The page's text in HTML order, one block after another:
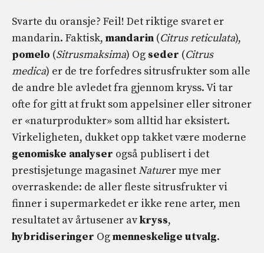
Svarte du oransje? Feil! Det riktige svaret er
mandarin. Faktisk, mandarin (Citrus reticulata),
pomelo (Sitrusmaksima) Og seder (Citrus
medica) er de tre forfedres sitrusfrukter som alle
de andre ble avledet fra gjennom kryss. Vi tar
ofte for gitt at frukt som appelsiner eller sitroner
er «naturprodukter» som alltid har eksistert.
Virkeligheten, dukket opp takket være moderne
genomiske analyser også publisert i det
prestisjetunge magasinetNaturer mye mer
overraskende: de aller fleste sitrusfrukter vi
finner i supermarkedet er ikke rene arter, men
resultatet av årtusener avkryss,
hybridiseringer Ogmenneskelige utvalg.